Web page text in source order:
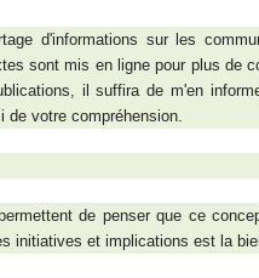
d'informations sur les
sont mis en ligne pour plus de
il suffira de m'en
de votre compréhension.
de penser que ce
initiatives et implications est la